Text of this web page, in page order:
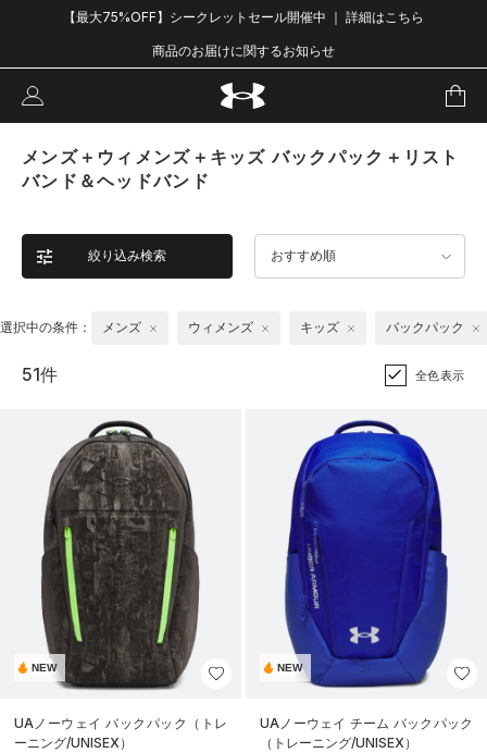
【最大75%OFF】シークレットセール開催中 ｜ 詳細はこちら
商品のお届けに関するお知らせ
メンズ＋ウィメンズ＋キッズ バックパック＋リスト
バンド＆ヘッドバンド
絞り込み検索 おすすめ順
選択中の条件： メンズ ウィメンズ キッズ バックパック
51件 全色表示
NEW
UAノーウェイ バックパック（トレ
ーニング/UNISEX）
NEW
UAノーウェイ チーム バックパック
（トレーニング/UNISEX）